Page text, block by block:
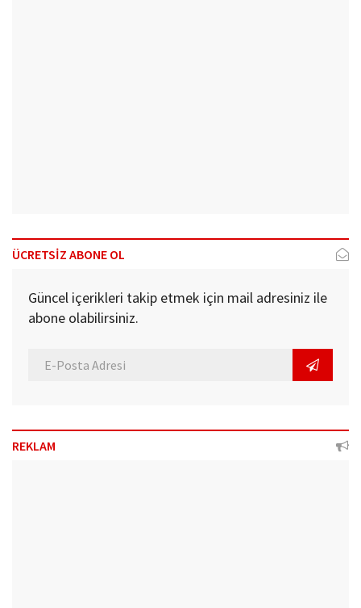
ÜCRETSİZ ABONE OL
Güncel içerikleri takip etmek için mail adresiniz ile
abone olabilirsiniz.
REKLAM